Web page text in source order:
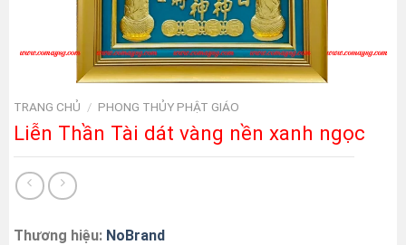
TRANG CHỦ / PHONG THỦY PHẬT GIÁO
Liễn Thần Tài dát vàng nền xanh ngọc
Thương hiệu: NoBrand